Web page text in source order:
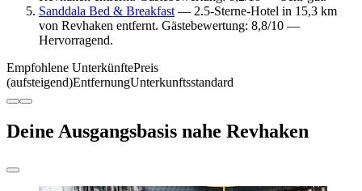
Sanddala Bed & Breakfast — 2.5-Sterne-Hotel in 15,3 km
von Revhaken entfernt. Gästebewertung: 8,8/10 —
Hervorragend.
Empfohlene UnterkünftePreis
(aufsteigend)EntfernungUnterkunftsstandard
Deine Ausgangsbasis nahe Revhaken